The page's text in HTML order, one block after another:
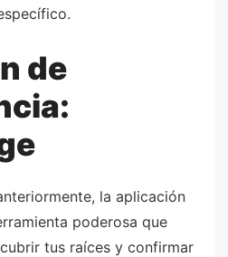
de
la aplicación
poderosa que
tus raíces y confirmar